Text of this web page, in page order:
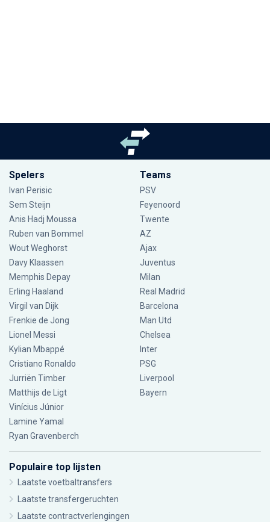
Spelers
Ivan Perisic
Sem Steijn
Anis Hadj Moussa
Ruben van Bommel
Wout Weghorst
Davy Klaassen
Memphis Depay
Erling Haaland
Virgil van Dijk
Frenkie de Jong
Lionel Messi
Kylian Mbappé
Cristiano Ronaldo
Jurriën Timber
Matthijs de Ligt
Vinícius Júnior
Lamine Yamal
Ryan Gravenberch
Teams
PSV
Feyenoord
Twente
AZ
Ajax
Juventus
Milan
Real Madrid
Barcelona
Man Utd
Chelsea
Inter
PSG
Liverpool
Bayern
Populaire top lijsten
Laatste voetbaltransfers
Laatste transfergeruchten
Laatste contractverlengingen